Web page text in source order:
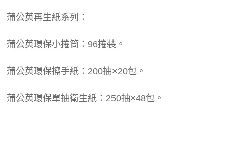
蒲公英再生紙系列：
蒲公英環保小捲筒：96捲裝。
蒲公英環保擦手紙：200抽×20包。
蒲公英環保單抽衛生紙：250抽×48包。